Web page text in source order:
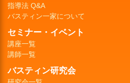
指導法 Q&A
バスティン一家について
セミナー・イベント
講座一覧
講師一覧
バスティン研究会